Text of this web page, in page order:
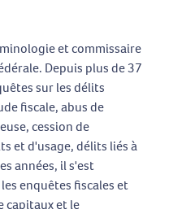
et commissaire
Depuis plus de 37
sur les délits
fiscale, abus de
cession de
et d'usage, délits liés à
années, il s'est
enquêtes fiscales et
capitaux et le